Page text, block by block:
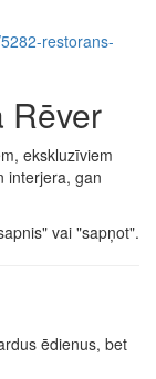
restorans-
Rēver
ekskluzīviem
interjera, gan
vai "sapņot".
ēdienus, bet